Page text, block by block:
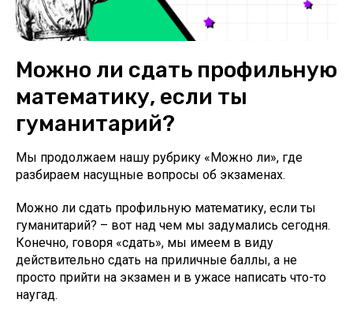
Можно ли сдать профильную
математику, если ты
гуманитарий?
Мы продолжаем нашу рубрику «Можно ли», где
разбираем насущные вопросы об экзаменах.
Можно ли сдать профильную математику, если ты
гуманитарий? – вот над чем мы задумались сегодня.
Конечно, говоря «сдать», мы имеем в виду
действительно сдать на приличные баллы, а не
просто прийти на экзамен и в ужасе написать что-то
наугад.